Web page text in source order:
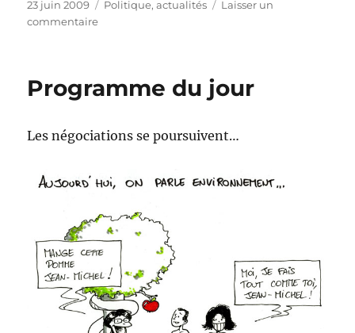
Publié
le
23 juin 2009 Catégories
Politique, actualités
Laisser un
commentairesur
voile
Programme du jour
Les négociations se poursuivent…